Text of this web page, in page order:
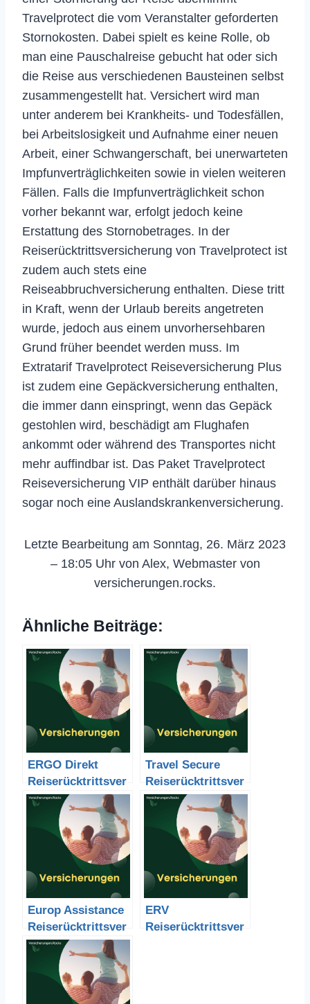
Travelprotect die vom Veranstalter geforderten
Stornokosten. Dabei spielt es keine Rolle, ob
man eine Pauschalreise gebucht hat oder sich
die Reise aus verschiedenen Bausteinen selbst
zusammengestellt hat. Versichert wird man
unter anderem bei Krankheits- und Todesfällen,
bei Arbeitslosigkeit und Aufnahme einer neuen
Arbeit, einer Schwangerschaft, bei unerwarteten
Impfunverträglichkeiten sowie in vielen weiteren
Fällen. Falls die Impfunverträglichkeit schon
vorher bekannt war, erfolgt jedoch keine
Erstattung des Stornobetrages. In der
Reiserücktrittsversicherung von Travelprotect ist
zudem auch stets eine
Reiseabbruchversicherung enthalten. Diese tritt
in Kraft, wenn der Urlaub bereits angetreten
wurde, jedoch aus einem unvorhersehbaren
Grund früher beendet werden muss. Im
Extratarif Travelprotect Reiseversicherung Plus
ist zudem eine Gepäckversicherung enthalten,
die immer dann einspringt, wenn das Gepäck
gestohlen wird, beschädigt am Flughafen
ankommt oder während des Transportes nicht
mehr auffindbar ist. Das Paket Travelprotect
Reiseversicherung VIP enthält darüber hinaus
sogar noch eine Auslandskrankenversicherung.
Letzte Bearbeitung am Sonntag, 26. März 2023
– 18:05 Uhr von Alex, Webmaster von
versicherungen.rocks.
Ähnliche Beiträge:
ERGO Direkt
Reiserücktrittsver
sicherung
Erfahrungen
Travel Secure
Reiserücktrittsver
sicherung
Erfahrungen
Europ Assistance
Reiserücktrittsver
sicherung
Erfahrungen
ERV
Reiserücktrittsver